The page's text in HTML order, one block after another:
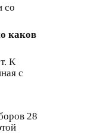
со
каков
К
с
28